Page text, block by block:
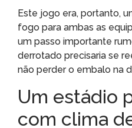
Este jogo era, portanto,
fogo para ambas as
um passo importante
derrotado precisaria se
não perder o embalo na
Um estádio
com clima